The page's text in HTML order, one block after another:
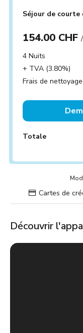
Séjour de courte
154.00 CHF
4 Nuits
+ TVA (3.80%)
Frais de
Totale
Cartes de
Découvrir